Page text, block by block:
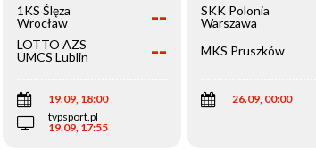
1KS Ślęza
Wrocław
--
LOTTO AZS
UMCS Lublin
--
19.09, 18:00
tvpsport.pl
19.09, 17:55
SKK Polonia
Warszawa
MKS Pruszków
26.09, 00:00